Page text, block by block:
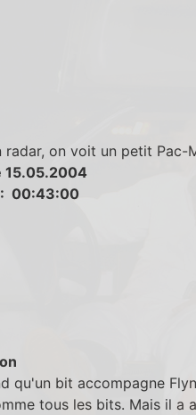
radar, on voit un petit Pac-
15.05.2004
: 00:43:00
qu'un bit accompagne
tous les bits. Mais il a